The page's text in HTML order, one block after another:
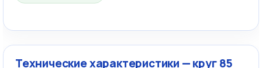
Технические характеристики — круг 85